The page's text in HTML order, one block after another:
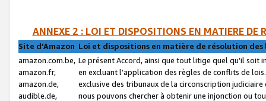
ANNEXE 2 : LOI ET DISPOSITIONS EN MATIERE DE
Site d’Amazon Loi et dispositions en matière de résolution
amazon.com.be,
amazon.fr,
amazon.de,
audible.de,
Le présent Accord, ainsi que tout litige quel qu’il soit
en excluant l’application des règles de conflits de
exclusive des tribunaux de la circonscription
nous pouvons chercher à obtenir une injonction ou